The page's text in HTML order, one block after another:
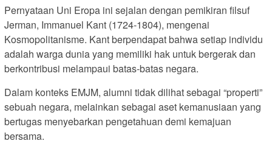
Pernyataan Uni Eropa ini sejalan dengan pemikiran filsuf
Jerman, Immanuel Kant (1724-1804), mengenai
Kosmopolitanisme. Kant berpendapat bahwa setiap individu
adalah warga dunia yang memiliki hak untuk bergerak dan
berkontribusi melampaui batas-batas negara.
Dalam konteks EMJM, alumni tidak dilihat sebagai “properti”
sebuah negara, melainkan sebagai aset kemanusiaan yang
bertugas menyebarkan pengetahuan demi kemajuan
bersama.